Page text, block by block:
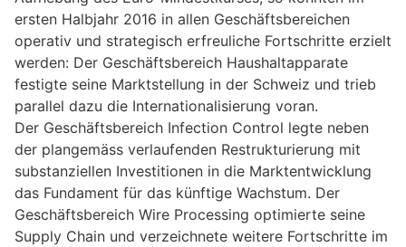
ersten Halbjahr 2016 in allen Geschäftsbereichen
operativ und strategisch erfreuliche Fortschritte erzielt
werden: Der Geschäftsbereich Haushaltapparate
festigte seine Marktstellung in der Schweiz und trieb
parallel dazu die Internationalisierung voran.
Der Geschäftsbereich Infection Control legte neben
der plangemäss verlaufenden Restrukturierung mit
substanziellen Investitionen in die Marktentwicklung
das Fundament für das künftige Wachstum. Der
Geschäftsbereich Wire Processing optimierte seine
Supply Chain und verzeichnete weitere Fortschritte im